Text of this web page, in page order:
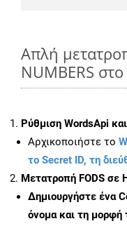
Απλή
NUMBERS στο
Ρύθμιση WordsApi
Αρχικοποιήστε το
το Secret ID, τη
Μετατροπή FODS σε
Δημιουργήστε ένα
όνομα και τη μορφή